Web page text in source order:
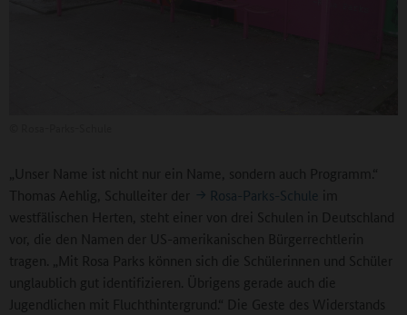
„Unser Name ist nicht nur ein Name, sondern auch Programm.“
Thomas Aehlig, Schulleiter der
Rosa-Parks-Schule im
westfälischen Herten, steht einer von drei Schulen in Deutschland
vor, die den Namen der US-amerikanischen Bürgerrechtlerin
tragen. „Mit Rosa Parks können sich die Schülerinnen und Schüler
unglaublich gut identifizieren. Übrigens gerade auch die
Jugendlichen mit Fluchthintergrund.“ Die Geste des Widerstands